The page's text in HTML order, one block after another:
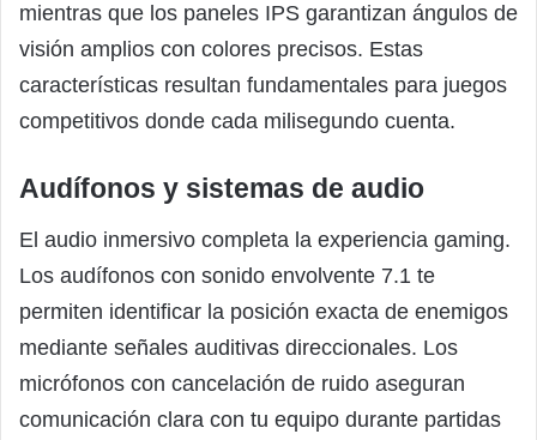
mientras que los paneles IPS garantizan ángulos de
visión amplios con colores precisos. Estas
características resultan fundamentales para juegos
competitivos donde cada milisegundo cuenta.
Audífonos y sistemas de audio
El audio inmersivo completa la experiencia gaming.
Los audífonos con sonido envolvente 7.1 te
permiten identificar la posición exacta de enemigos
mediante señales auditivas direccionales. Los
micrófonos con cancelación de ruido aseguran
comunicación clara con tu equipo durante partidas